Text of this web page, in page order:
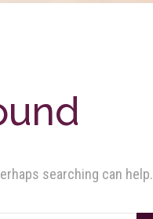
searching can help.